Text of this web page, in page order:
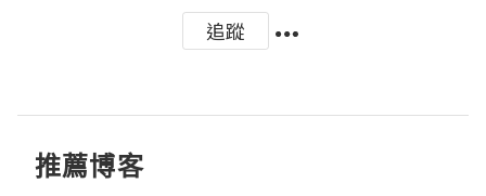
追蹤
推薦博客